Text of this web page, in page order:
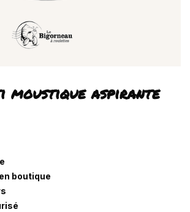
moustique aspirante
boutique